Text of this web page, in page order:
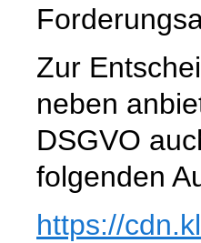
Zur
neben
DSGVO
folgenden
https://